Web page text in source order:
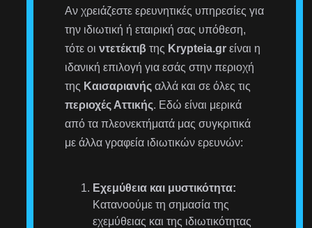
Αν χρειάζεστε ερευνητικές υπηρεσίες για
την ιδιωτική ή εταιρική σας υπόθεση,
τότε οιντετέκτιβ της Krypteia.gr είναι η
ιδανική επιλογή για εσάς στην περιοχή
της Καισαριανής αλλά και σε όλες τις
περιοχές Αττικής. Εδώ είναι μερικά
από τα πλεονεκτήματά μας συγκριτικά
με άλλα γραφεία ιδιωτικών ερευνών:
Εχεμύθεια και μυστικότητα:
Κατανοούμε τη σημασία της
εχεμύθειας και της ιδιωτικότητας